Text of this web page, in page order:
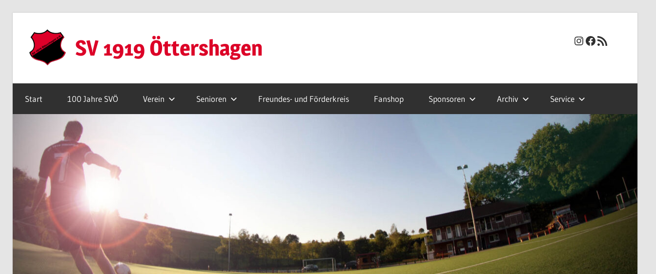
Inhalt
springen
SV 1919 Öttershagen Instagram
Facebook
RSS-Feed
Start 100 Jahre SVÖ Verein Senioren Freundes- und Förderkreis Fanshop Sponsoren Archiv Service